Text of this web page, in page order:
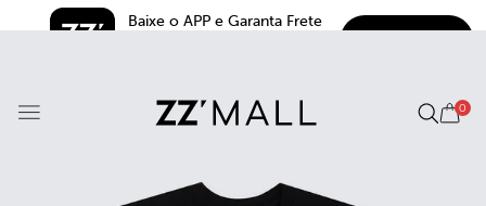
Baixe o APP e Garanta Frete
0